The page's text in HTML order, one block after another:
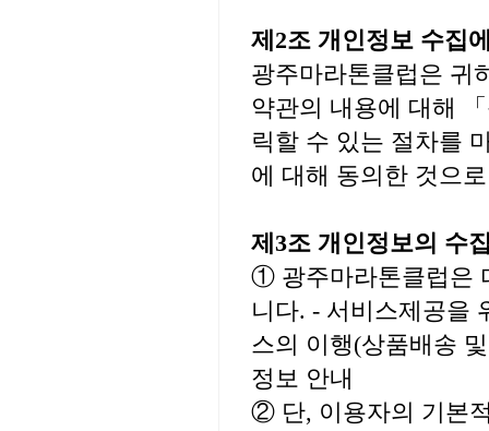
제2조 개인정보 수집
광주마라톤클럽은 귀
약관의 내용에 대해
릭할 수 있는 절차를
에 대해 동의한 것으
제3조 개인정보의 수
① 광주마라톤클럽은
니다. - 서비스제공을
스의 이행(상품배송
정보 안내
② 단, 이용자의 기본